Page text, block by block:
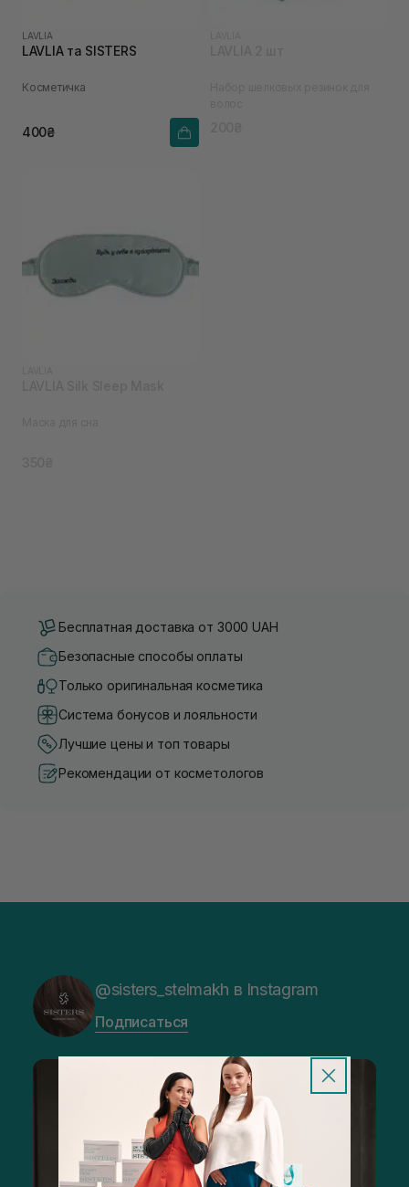
LAVLIA
LAVLIA та SISTERS
Косметичка
400₴
Бесплатная доставка от 3000 UAH
Безопасные способы оплаты
Только оригинальная косметика
Система бонусов и лояльности
Лучшие цены и топ товары
Рекомендации от косметологов
@sisters_stelmakh в Instagram
Подписаться